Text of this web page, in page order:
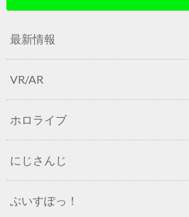
最新情報
VR/AR
ホロライブ
にじさんじ
ぶいすぽっ！